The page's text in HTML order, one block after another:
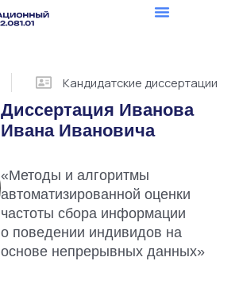
Кандидатские диссертации
Диссертация Иванова
Ивана Ивановича
«Методы и алгоритмы
автоматизированной оценки
частоты сбора информации
о поведении индивидов на
основе непрерывных данных»